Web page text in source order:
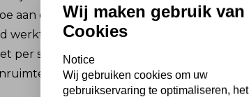
aan de ruimte. De
werkt in een strak of
per se hoeft op te
of huurwoningen.
Wij maken gebruik van
Cookies
Notice
Wij gebruiken cookies om uw
gebruikservaring te optimaliseren, het